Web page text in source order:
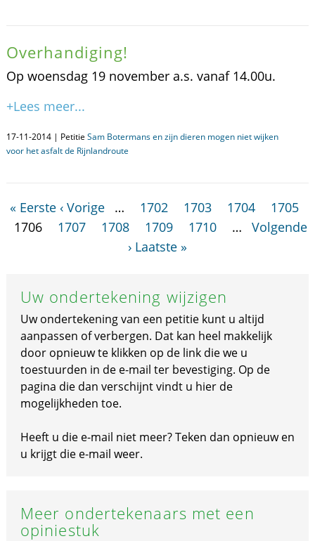
Overhandiging!
Op woensdag 19 november a.s. vanaf 14.00u.
+Lees meer...
17-11-2014 | Petitie Sam Botermans en zijn dieren mogen niet wijken
voor het asfalt de Rijnlandroute
« Eerste ‹ Vorige … 1702 1703 1704
1705
1706
1707 1708 1709 1710 …
Volgende
› Laatste »
Uw ondertekening wijzigen
Uw ondertekening van een petitie kunt u altijd
aanpassen of verbergen. Dat kan heel makkelijk
door opnieuw te klikken op de link die we u
toestuurden in de e-mail ter bevestiging. Op de
pagina die dan verschijnt vindt u hier de
mogelijkheden toe.
Heeft u die e-mail niet meer? Teken dan opnieuw en
u krijgt die e-mail weer.
Meer ondertekenaars met een
opiniestuk